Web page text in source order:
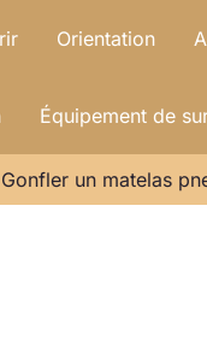
Orientation
Équipement de
Gonfler un matelas